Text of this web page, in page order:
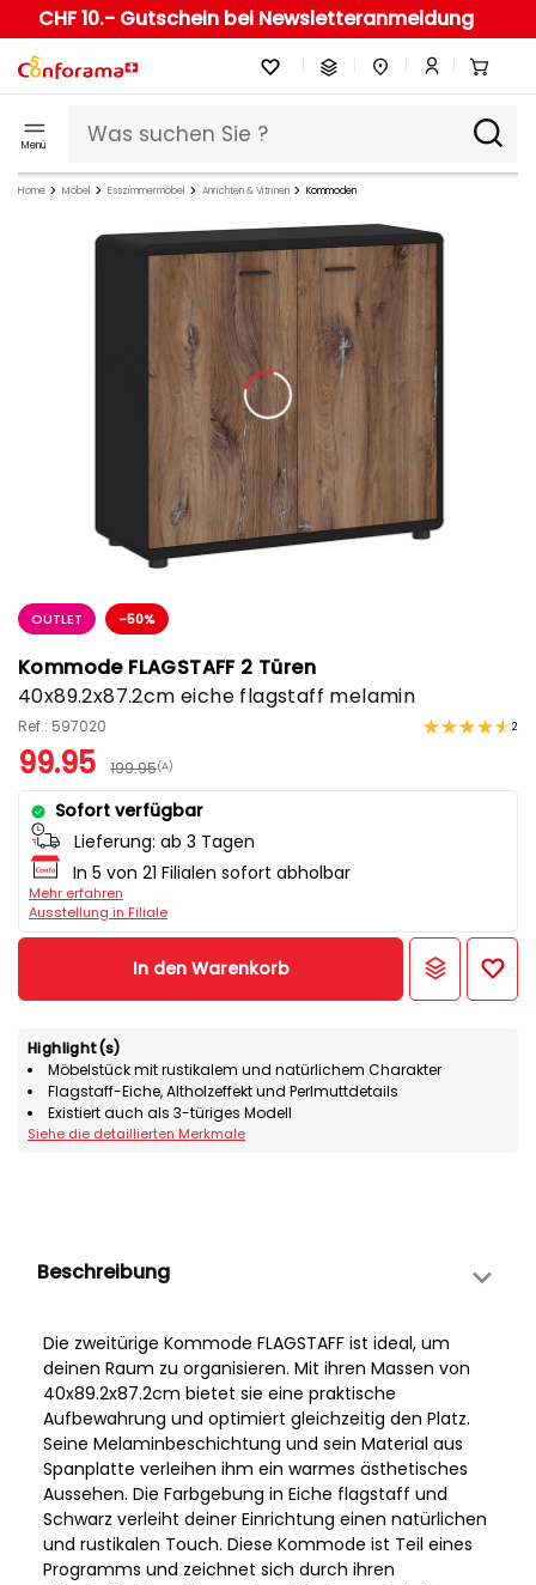
CHF 10.- Gutschein bei Newsletteranmeldung
Menü
Home Möbel Esszimmermöbel Anrichten & Vitrinen Kommoden
OUTLET -50%
Kommode FLAGSTAFF 2 Türen
40x89.2x87.2cm eiche flagstaff melamin
Ref.: 597020 2
99.95 199.95(A)
Sofort verfügbar
Lieferung: ab 3 Tagen
In 5 von 21 Filialen sofort abholbar
Mehr erfahren
Ausstellung in Filiale
In den Warenkorb
Highlight(s)
Möbelstück mit rustikalem und natürlichem Charakter
Flagstaff-Eiche, Altholzeffekt und Perlmuttdetails
Existiert auch als 3-türiges Modell
Siehe die detaillierten Merkmale
Beschreibung
Die zweitürige Kommode FLAGSTAFF ist ideal, um
deinen Raum zu organisieren. Mit ihren Massen von
40x89.2x87.2cm bietet sie eine praktische
Aufbewahrung und optimiert gleichzeitig den Platz.
Seine Melaminbeschichtung und sein Material aus
Spanplatte verleihen ihm ein warmes ästhetisches
Aussehen. Die Farbgebung in Eiche flagstaff und
Schwarz verleiht deiner Einrichtung einen natürlichen
und rustikalen Touch. Diese Kommode ist Teil eines
Programms und zeichnet sich durch ihren